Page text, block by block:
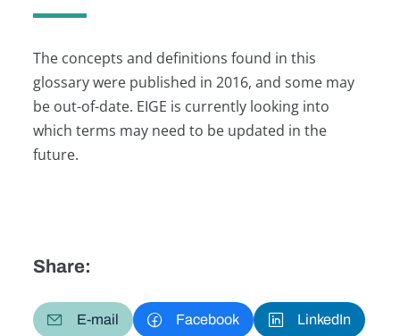
The concepts and definitions found in this
glossary were published in 2016, and some may
be out-of-date. EIGE is currently looking into
which terms may need to be updated in the
future.
Share:
E-mail Facebook LinkedIn